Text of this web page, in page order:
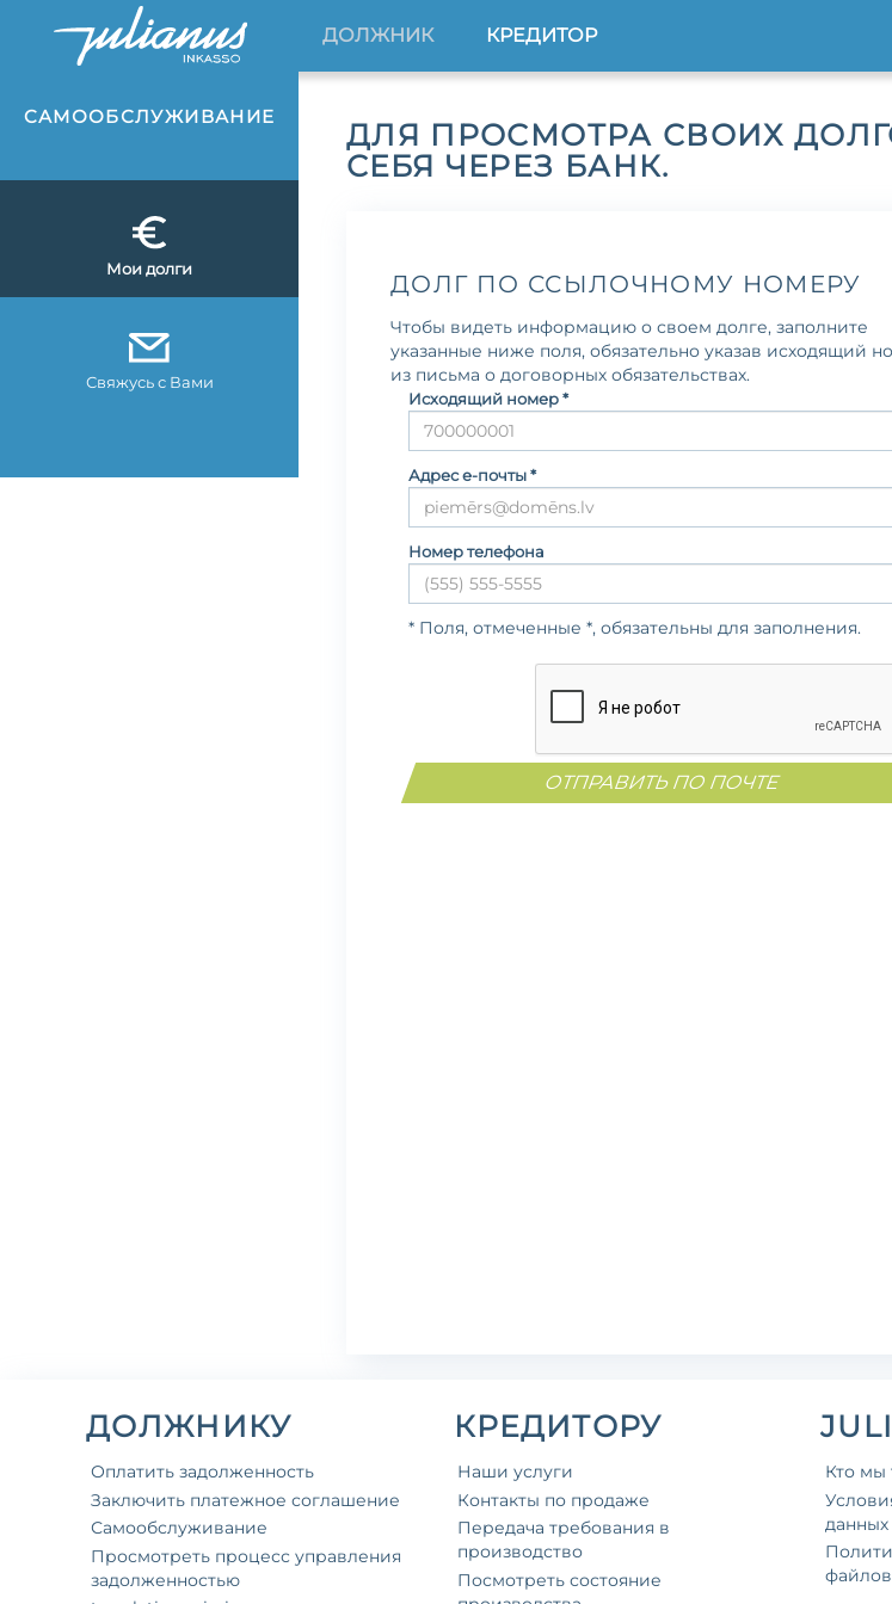
ДОЛЖНИК КРЕДИТОР
CАМООБСЛУЖИВАНИЕ
Мои долги
Свяжусь с Вами
ДЛЯ ПРОСМОТРА СВОИХ
СЕБЯ ЧЕРЕЗ БАНК.
ДОЛГ ПО ССЫЛОЧНОМУ НОМЕРУ
Чтобы видеть информацию о своем долге, заполните
указанные ниже поля, обязательно указав исходящий
из письма о договорных обязательствах.
Исходящий номер *
Адрес е-почты *
Номер телефона
* Поля, отмеченные *, обязательны для заполнения.
ДОЛЖНИКУ
Оплатить задолженность
Заключить платежное соглашение
Самообслуживание
Просмотреть процесс управления
задолженностью
КРЕДИТОРУ
Наши услуги
Контакты по продаже
Передача требования в
производство
Посмотреть состояние
Кто мы
данных
файлов